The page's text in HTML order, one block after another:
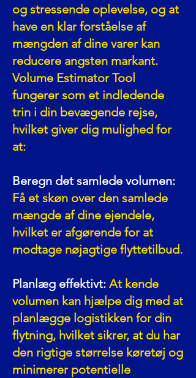
og stressende oplevelse, og at
have en klar forståelse af
mængden af dine varer kan
reducere angsten markant.
Volume Estimator Tool
fungerer som et indledende
trin i din bevægende rejse,
hvilket giver dig mulighed for
at:
Beregn det samlede volumen:
Få et skøn over den samlede
mængde af dine ejendele,
hvilket er afgørende for at
modtage nøjagtige flyttetilbud.
Planlæg effektivt: At kende
volumen kan hjælpe dig med at
planlægge logistikken for din
flytning, hvilket sikrer, at du har
den rigtige størrelse køretøj og
minimerer potentielle